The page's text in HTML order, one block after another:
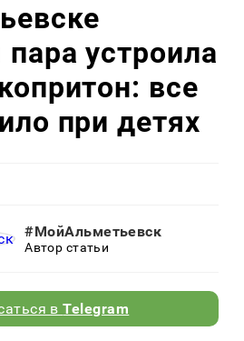
устроила
все
при детях
#МойАльметьевск
Автор статьи
вTelegram